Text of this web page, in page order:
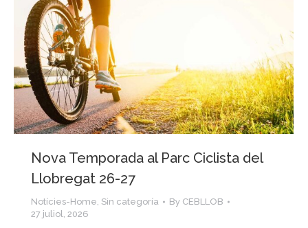
Nova Temporada al Parc Ciclista del
Llobregat 26-27
Notícies-Home Sin categoría By CEBLLOB
27 juliol, 2026